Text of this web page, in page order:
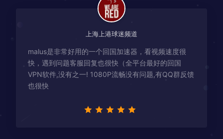
上海上港球迷频道
malus是非常好用的一个回国加速器，看视频速度很
快，遇到问题客服回复也很快（全平台最好的回国
VPN软件,没有之一! 1080P流畅没有问题,有QQ群反馈
也很快